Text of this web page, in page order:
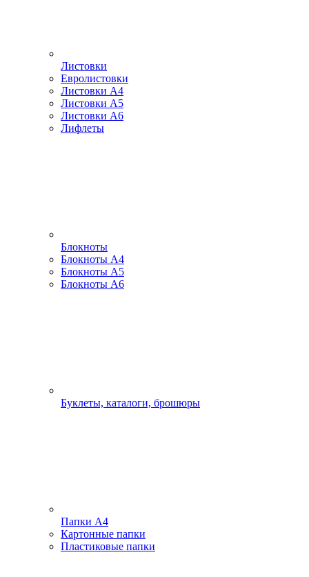
Листовки
Евролистовки
Листовки А4
Листовки А5
Листовки А6
Лифлеты
Блокноты
Блокноты А4
Блокноты А5
Блокноты А6
Буклеты, каталоги, брошюры
Папки А4
Картонные папки
Пластиковые папки